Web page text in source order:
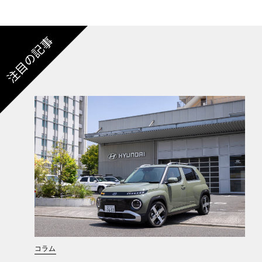
注目の記事
コラム